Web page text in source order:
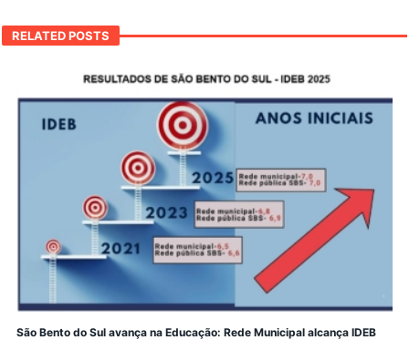
RELATED POSTS
São Bento do Sul avança na Educação: Rede Municipal alcança IDEB